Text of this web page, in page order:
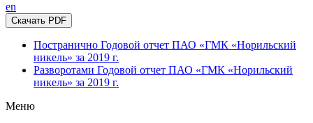
en
Скачать PDF
Постранично Годовой отчет ПАО «ГМК «Норильский
никель» за 2019 г.
Разворотами Годовой отчет ПАО «ГМК «Норильский
никель» за 2019 г.
Меню